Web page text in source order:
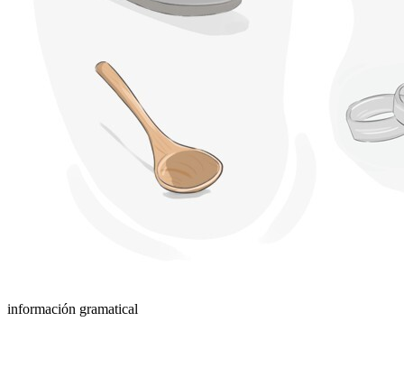
información gramatical